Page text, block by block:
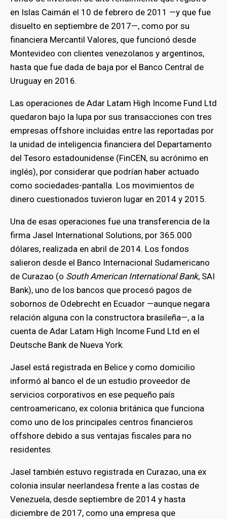
en Islas Caimán el 10 de febrero de 2011 —y que fue
disuelto en septiembre de 2017—, como por su
financiera Mercantil Valores, que funcionó desde
Montevideo con clientes venezolanos y argentinos,
hasta que fue dada de baja por el Banco Central de
Uruguay en 2016.
Las operaciones de Adar Latam High Income Fund Ltd
quedaron bajo la lupa por sus transacciones con tres
empresas offshore incluidas entre las reportadas por
la unidad de inteligencia financiera del Departamento
del Tesoro estadounidense (FinCEN, su acrónimo en
inglés), por considerar que podrían haber actuado
como sociedades-pantalla. Los movimientos de
dinero cuestionados tuvieron lugar en 2014 y 2015.
Una de esas operaciones fue una transferencia de la
firma Jasel International Solutions, por 365.000
dólares, realizada en abril de 2014. Los fondos
salieron desde el Banco Internacional Sudamericano
de Curazao (o South American International Bank, SAI
Bank), uno de los bancos que procesó pagos de
sobornos de Odebrecht en Ecuador —aunque negara
relación alguna con la constructora brasileña—, a la
cuenta de Adar Latam High Income Fund Ltd en el
Deutsche Bank de Nueva York.
Jasel está registrada en Belice y como domicilio
informó al banco el de un estudio proveedor de
servicios corporativos en ese pequeño país
centroamericano, ex colonia británica que funciona
como uno de los principales centros financieros
offshore debido a sus ventajas fiscales para no
residentes.
Jasel también estuvo registrada en Curazao, una ex
colonia insular neerlandesa frente a las costas de
Venezuela, desde septiembre de 2014 y hasta
diciembre de 2017, como una empresa que